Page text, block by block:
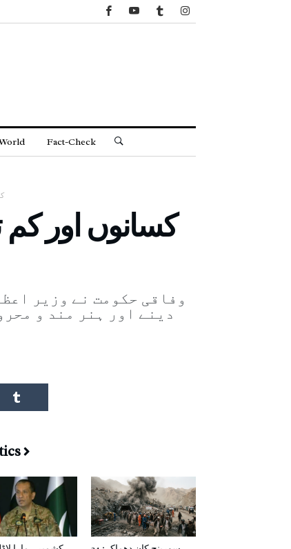
Fact-Check
وفاقی حکومت نے وزیر
دینے اور ہنر مند و